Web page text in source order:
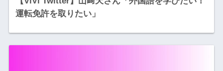
運転免許を取りたい」